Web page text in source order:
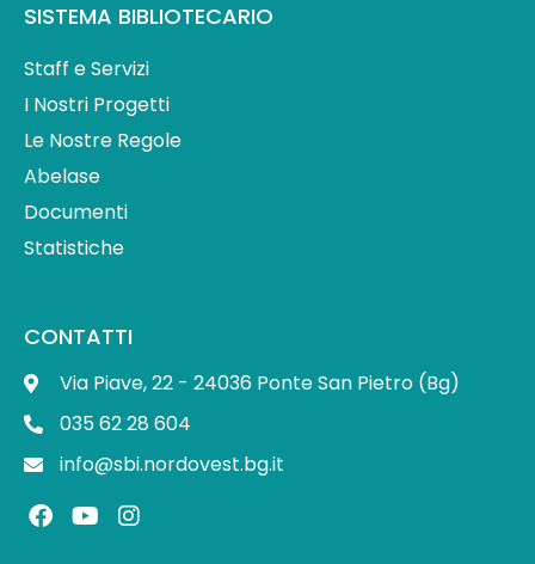
SISTEMA BIBLIOTECARIO
Staff e Servizi
I Nostri Progetti
Le Nostre Regole
Abelase
Documenti
Statistiche
CONTATTI
Via Piave, 22 - 24036 Ponte San Pietro (Bg)
035 62 28 604
info@sbi.nordovest.bg.it
F
a
Y
o
I
n